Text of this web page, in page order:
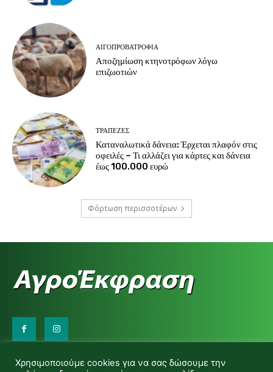
ΑΙΓΟΠΡΟΒΑΤΡΟΦΊΑ
Αποζημίωση κτηνοτρόφων λόγω
επιζωοτιών
ΤΡΆΠΕΖΕΣ
Καταναλωτικά δάνεια: Έρχεται πλαφόν στις
οφειλές – Τι αλλάζει για κάρτες και δάνεια
έως 100.000 ευρώ
Φόρτωση περισσοτέρων
d.makas@yahoo.gr
Χρησιμοποιούμε cookies για να σας δώσουμε την